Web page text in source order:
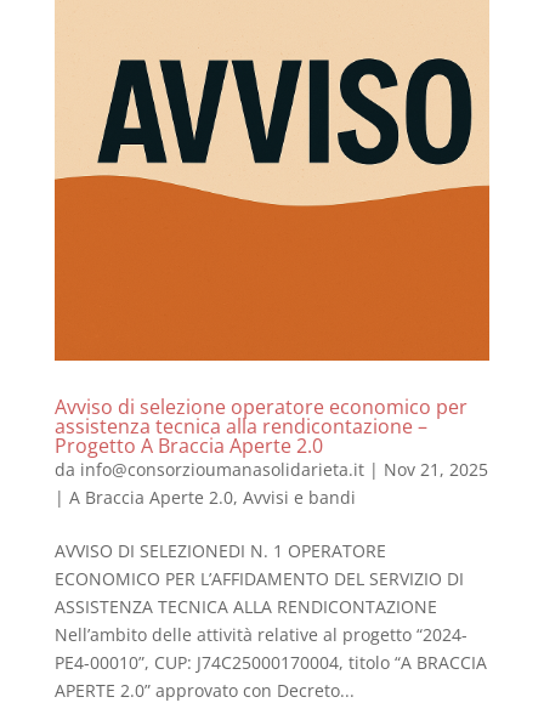
Avviso di selezione operatore economico per
assistenza tecnica alla rendicontazione –
Progetto A Braccia Aperte 2.0
da info@consorzioumanasolidarieta.it| Nov 21, 2025
| A Braccia Aperte 2.0, Avvisi e bandi
AVVISO DI SELEZIONEDI N. 1 OPERATORE
ECONOMICO PER L’AFFIDAMENTO DEL SERVIZIO DI
ASSISTENZA TECNICA ALLA RENDICONTAZIONE
Nell’ambito delle attività relative al progetto “2024-
PE4-00010”, CUP: J74C25000170004, titolo “A BRACCIA
APERTE 2.0” approvato con Decreto...